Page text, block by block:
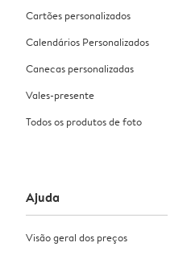
Cartões personalizados
Calendários Personalizados
Canecas personalizadas
Vales-presente
Todos os produtos de foto
Ajuda
Visão geral dos preços